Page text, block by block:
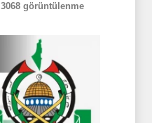
3068 görüntülenme